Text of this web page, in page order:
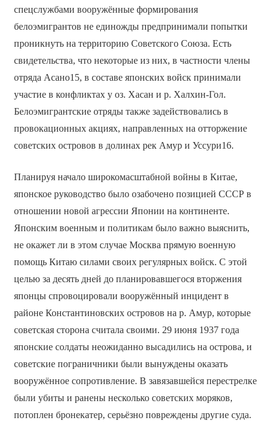
спецслужбами вооружённые формирования
белоэмигрантов не единожды предпринимали попытки
проникнуть на территорию Советского Союза. Есть
свидетельства, что некоторые из них, в частности члены
отряда Асано15, в составе японских войск принимали
участие в конфликтах у оз. Хасан и р. Халхин-Гол.
Белоэмигрантские отряды также задействовались в
провокационных акциях, направленных на отторжение
советских островов в долинах рек Амур и Уссури16.
Планируя начало широкомасштабной войны в Китае,
японское руководство было озабочено позицией СССР в
отношении новой агрессии Японии на континенте.
Японским военным и политикам было важно выяснить,
не окажет ли в этом случае Москва прямую военную
помощь Китаю силами своих регулярных войск. С этой
целью за десять дней до планировавшегося вторжения
японцы спровоцировали вооружённый инцидент в
районе Константиновских островов на р. Амур, которые
советская сторона считала своими. 29 июня 1937 года
японские солдаты неожиданно высадились на острова, и
советские пограничники были вынуждены оказать
вооружённое сопротивление. В завязавшейся перестрелке
были убиты и ранены несколько советских моряков,
потоплен бронекатер, серьёзно повреждены другие суда.